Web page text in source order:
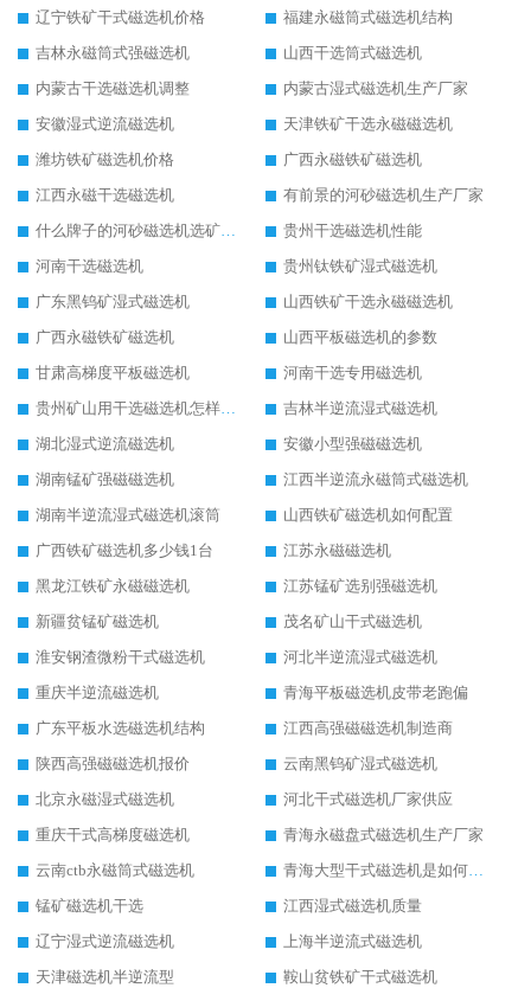
辽宁铁矿干式磁选机价格
福建永磁筒式磁选机结构
吉林永磁筒式强磁选机
山西干选筒式磁选机
内蒙古干选磁选机调整
内蒙古湿式磁选机生产厂家
安徽湿式逆流磁选机
天津铁矿干选永磁磁选机
潍坊铁矿磁选机价格
广西永磁铁矿磁选机
江西永磁干选磁选机
有前景的河砂磁选机生产厂家
什么牌子的河砂磁选机选矿效果好
贵州干选磁选机性能
河南干选磁选机
贵州钛铁矿湿式磁选机
广东黑钨矿湿式磁选机
山西铁矿干选永磁磁选机
广西永磁铁矿磁选机
山西平板磁选机的参数
甘肃高梯度平板磁选机
河南干选专用磁选机
贵州矿山用干选磁选机怎样调磁
吉林半逆流湿式磁选机
湖北湿式逆流磁选机
安徽小型强磁磁选机
湖南锰矿强磁磁选机
江西半逆流永磁筒式磁选机
湖南半逆流湿式磁选机滚筒
山西铁矿磁选机如何配置
广西铁矿磁选机多少钱1台
江苏永磁磁选机
黑龙江铁矿永磁磁选机
江苏锰矿选别强磁选机
新疆贫锰矿磁选机
茂名矿山干式磁选机
淮安钢渣微粉干式磁选机
河北半逆流湿式磁选机
重庆半逆流磁选机
青海平板磁选机皮带老跑偏
广东平板水选磁选机结构
江西高强磁磁选机制造商
陕西高强磁磁选机报价
云南黑钨矿湿式磁选机
北京永磁湿式磁选机
河北干式磁选机厂家供应
重庆干式高梯度磁选机
青海永磁盘式磁选机生产厂家
云南ctb永磁筒式磁选机
青海大型干式磁选机是如何选矿的
锰矿磁选机干选
江西湿式磁选机质量
辽宁湿式逆流磁选机
上海半逆流式磁选机
天津磁选机半逆流型
鞍山贫铁矿干式磁选机